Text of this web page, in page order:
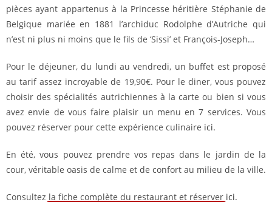
pièces ayant appartenus à la Princesse héritière Stéphanie de
Belgique mariée en 1881 l’archiduc Rodolphe d’Autriche qui
n’est ni plus ni moins que le fils de ‘Sissi’ et François-Joseph…
Pour le déjeuner, du lundi au vendredi, un buffet est proposé
au tarif assez incroyable de 19,90€. Pour le diner, vous pouvez
choisir des spécialités autrichiennes à la carte ou bien si vous
avez envie de vous faire plaisir un menu en 7 services. Vous
pouvez réserver pour cette expérience culinaire ici.
En été, vous pouvez prendre vos repas dans le jardin de la
cour, véritable oasis de calme et de confort au milieu de la ville.
Consultez la fiche complète du restaurant et réserver ici.